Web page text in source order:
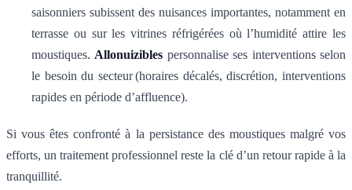
saisonniers subissent des nuisances importantes, notamment en
terrasse ou sur les vitrines réfrigérées où l’humidité attire les
moustiques. Allonuizibles personnalise ses interventions selon
le besoin du secteur (horaires décalés, discrétion, interventions
rapides en période d’affluence).
Si vous êtes confronté à la persistance des moustiques malgré vos
efforts, un traitement professionnel reste la clé d’un retour rapide à la
tranquillité.